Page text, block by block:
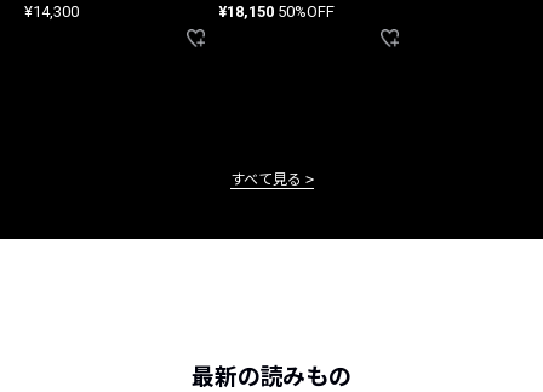
¥14,300 ¥18,150 50%OFF
すべて見る
最新の読みもの